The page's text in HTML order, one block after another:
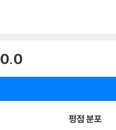
0.0
평점 분포